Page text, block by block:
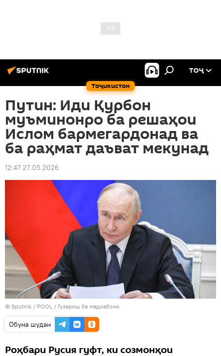
Тоҷикистон
ТОҶ
Путин: Иди Қурбон
муъминонро ба решаҳои
Ислом бармегардонад ва
ба раҳмат даъват мекунад
12:47 27.05.2026
© Sputnik / POOL / Гузариш ба медиабонк
Обуна шудан
Роҳбари Русия гуфт, ки созмонҳои